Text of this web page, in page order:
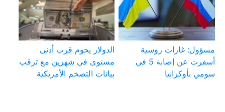
مسؤول: غارات روسية
أسفرت عن إصابة 5 في
سومي بأوكرانيا
الدولار يحوم قرب أدنى
مستوى في شهرين مع ترقب
بيانات التضخم الأمريكية